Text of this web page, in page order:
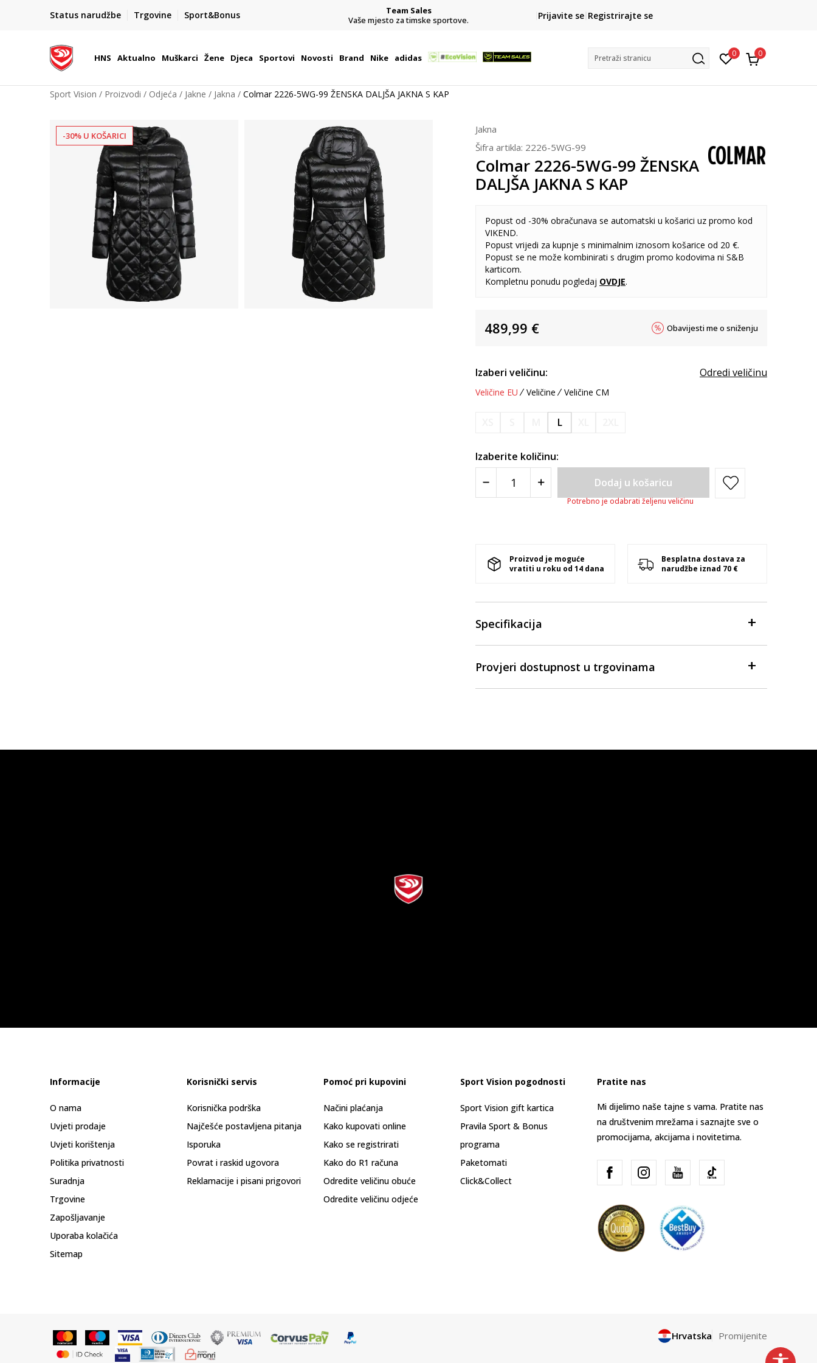
Status narudžbe Trgovine Sport&Bonus
BOX NOW
Dostava 1,50 €
| Više od 800 paketomata u Hrvatskoj
Team Sales
Vaše mjesto za timske sportove.
CLICK& COLLECT
besplatno preuzimanje u trgovini
Prijavite se Registrirajte se
HNS Aktualno Muškarci Žene Djeca Sportovi Novosti Brand Nike adidas Pretraži stranicu 0 0
Sport Vision Proizvodi Odjeća Jakne Jakna Colmar 2226-5WG-99 ŽENSKA DALJŠA JAKNA S KAP
-30% U KOŠARICI
Jakna
Šifra artikla: 2226-5WG-99
Colmar 2226-5WG-99 ŽENSKA
DALJŠA JAKNA S KAP
Popust od -30% obračunava se automatski u košarici uz promo kod
VIKEND.
Popust vrijedi za kupnje s minimalnim iznosom košarice od 20 €.
Popust se ne može kombinirati s drugim promo kodovima ni S&B
karticom.
Kompletnu ponudu pogledaj OVDJE.
489,99 € Obavijesti me o sniženju
Izaberi veličinu: Odredi veličinu
Veličine EU Veličine Veličine CM
L
Izaberite količinu:
Dodaj u košaricu
Potrebno je odabrati željenu veličinu
Proizvod je moguće
vratiti u roku od 14 dana
Besplatna dostava za
narudžbe iznad 70 €
Specifikacija
Provjeri dostupnost u trgovinama
Informacije
O nama
Uvjeti prodaje
Uvjeti korištenja
Politika privatnosti
Suradnja
Trgovine
Zapošljavanje
Uporaba kolačića
Sitemap
Korisnički servis
Korisnička podrška
Najčešće postavljena pitanja
Isporuka
Povrat i raskid ugovora
Reklamacije i pisani prigovori
Pomoć pri kupovini
Načini plaćanja
Kako kupovati online
Kako se registrirati
Kako do R1 računa
Odredite veličinu obuće
Odredite veličinu odjeće
Sport Vision pogodnosti
Sport Vision gift kartica
Pravila Sport & Bonus
programa
Paketomati
Click&Collect
Pratite nas
Mi dijelimo naše tajne s vama. Pratite nas
na društvenim mrežama i saznajte sve o
promocijama, akcijama i novitetima.
Hrvatska Promijenite